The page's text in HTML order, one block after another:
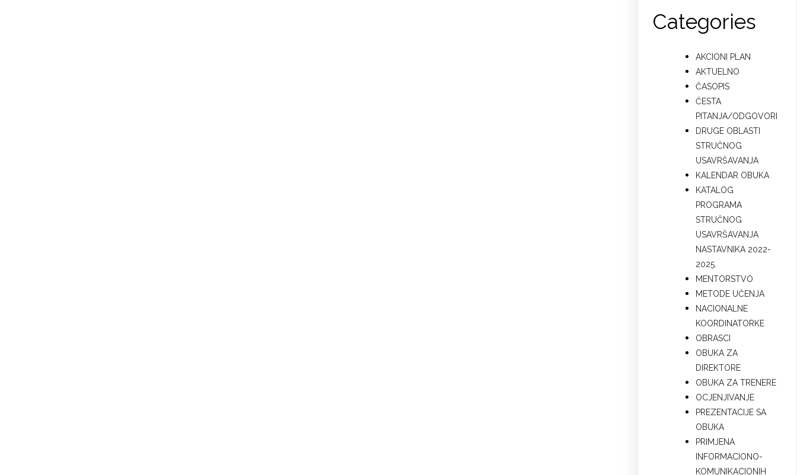
Categories
AKCIONI PLAN
AKTUELNO
ČASOPIS
ČESTA
PITANJA/ODGOVORI
DRUGE OBLASTI
STRUČNOG
USAVRŠAVANJA
KALENDAR OBUKA
KATALOG
PROGRAMA
STRUČNOG
USAVRŠAVANJA
NASTAVNIKA 2022-
2025.
MENTORSTVO
METODE UČENJA
NACIONALNE
KOORDINATORKE
OBRASCI
OBUKA ZA
DIREKTORE
OBUKA ZA TRENERE
OCJENJIVANJE
PREZENTACIJE SA
OBUKA
PRIMJENA
INFORMACIONO-
KOMUNIKACIONIH